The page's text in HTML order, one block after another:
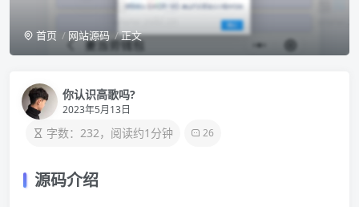
首页 网站源码 正文
你认识高歌吗?
2023年5月13日
字数：232，阅读约1分钟 26
源码介绍